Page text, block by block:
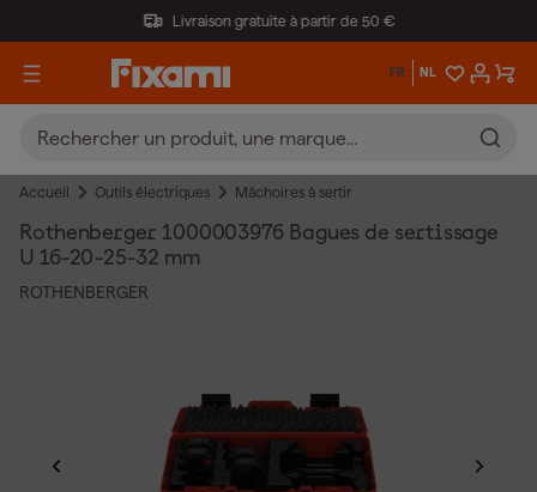
Livraison gratuite à partir de 50 €
FR NL
Accueil Outils électriques Mâchoires à sertir
Rothenberger 1000003976 Bagues de sertissage
U 16-20-25-32 mm
ROTHENBERGER